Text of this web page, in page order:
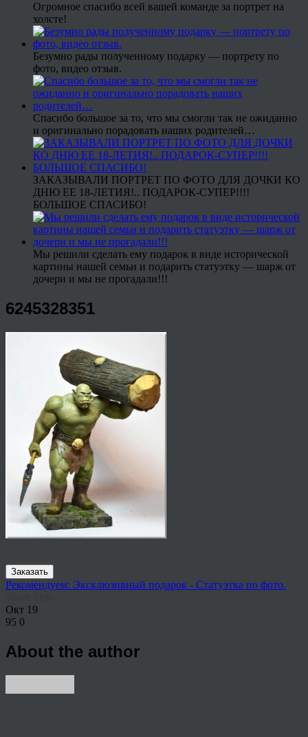
Огромное спасибо всей вашей команде за портрет на
холсте!
Безумно рады полученному подарку — портрету по
фото, видео отзыв.
Спасибо большое за то, что мы смогли так не ожиданно
и оригинально порадовать наших родителей…
ЗАКАЗЫВАЛИ ПОРТРЕТ ПО ФОТО ДЛЯ ДОЧКИ КО
ДНЮ ЕЕ 18-ЛЕТИЯ!.. ПОДАРОК-СУПЕР!!!!
БОЛЬШОЕ СПАСИБО!
Мы решили сделать ему подарок в виде исторической
картины нашей семьи и подарить статуэтку — шарж от
дочери и мы не прогадали!!!
6245328351
Заказать
Рекомендуем: Эксклюзивный подарок - Статуэтка по фото.
Окт 19
95 0
About the author